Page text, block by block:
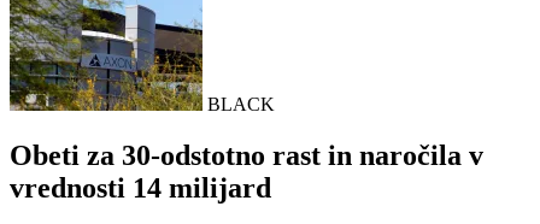
BLACK
Obeti za 30-odstotno rast in naročila v
vrednosti 14 milijard